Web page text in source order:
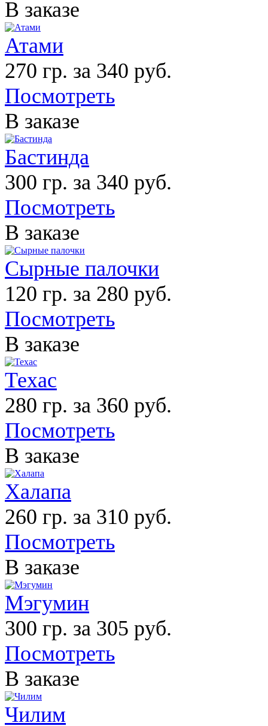
В заказе
Атами
270 гр. за 340 руб.
Посмотреть
В заказе
Бастинда
300 гр. за 340 руб.
Посмотреть
В заказе
Сырные палочки
120 гр. за 280 руб.
Посмотреть
В заказе
Техас
280 гр. за 360 руб.
Посмотреть
В заказе
Халапа
260 гр. за 310 руб.
Посмотреть
В заказе
Мэгумин
300 гр. за 305 руб.
Посмотреть
В заказе
Чилим